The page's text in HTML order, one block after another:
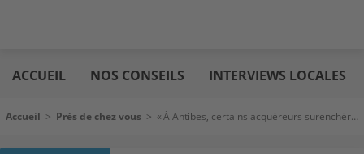
au
contenu
immo
ACCUEIL NOS CONSEILS INTERVIEWS LOCALES
Fil d'Ariane
Accueil > Près de chez vous > « À Antibes, certains acquéreurs surenchérissent pour acquérir un bien »